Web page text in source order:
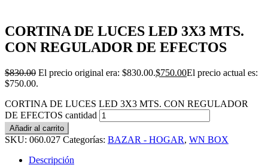
CORTINA DE LUCES LED 3X3 MTS.
CON REGULADOR DE EFECTOS
$830.00 El precio original era: $830.00.$750.00El precio actual es:
$750.00.
CORTINA DE LUCES LED 3X3 MTS. CON REGULADOR
DE EFECTOS cantidad
Añadir al carrito
SKU: 060.027 Categorías: BAZAR - HOGAR, WN BOX
Descripción